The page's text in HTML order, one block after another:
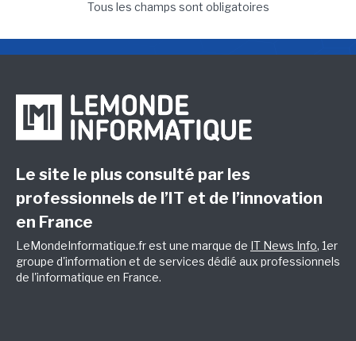
Tous les champs sont obligatoires
Le site le plus consulté par les
professionnels de l’IT et de l’innovation
en France
LeMondeInformatique.fr est une marque de IT News Info, 1er
groupe d'information et de services dédié aux professionnels
de l'informatique en France.